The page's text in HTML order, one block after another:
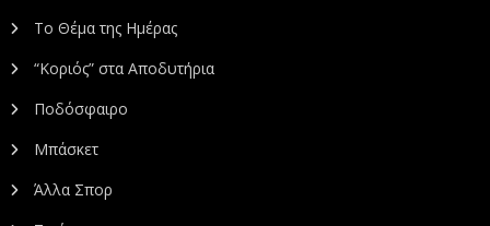
Το Θέμα της Ημέρας
“Κοριός” στα Αποδυτήρια
Ποδόσφαιρο
Μπάσκετ
Άλλα Σπορ